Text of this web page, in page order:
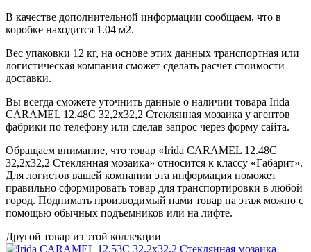
В качестве дополнительной информации сообщаем, что в
коробке находится 1.04 м2.
Вес упаковки 12 кг, на основе этих данных транспортная или
логистическая компания сможет сделать расчет стоимости
доставки.
Вы всегда сможете уточнить данные о наличии товара Irida
CARAMEL 12.48C 32,2x32,2 Стеклянная мозаика у агентов
фабрики по телефону или сделав запрос через форму сайта.
Обращаем внимание, что товар «Irida CARAMEL 12.48C
32,2x32,2 Стеклянная мозаика» относится к классу «Габарит».
Для логистов вашей компании эта информация поможет
правильно сформировать товар для транспортировки в любой
город. Поднимать производимый нами товар на этаж можно с
помощью обычных подъемников или на лифте.
Другой товар из этой коллекции